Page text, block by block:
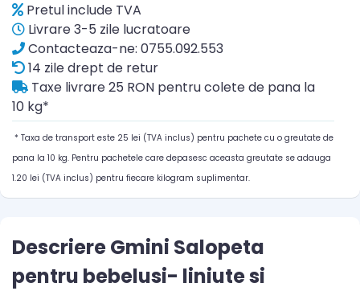
Pretul include TVA
Livrare 3-5 zile lucratoare
Contacteaza-ne: 0755.092.553
14 zile drept de retur
Taxe livrare 25 RON pentru colete de pana la
10 kg*
* Taxa de transport este 25 lei (TVA inclus) pentru pachete cu o greutate de
pana la 10 kg. Pentru pachetele care depasesc aceasta greutate se adauga
1.20 lei (TVA inclus) pentru fiecare kilogram suplimentar.
Descriere Gmini Salopeta
pentru bebelusi- liniute si